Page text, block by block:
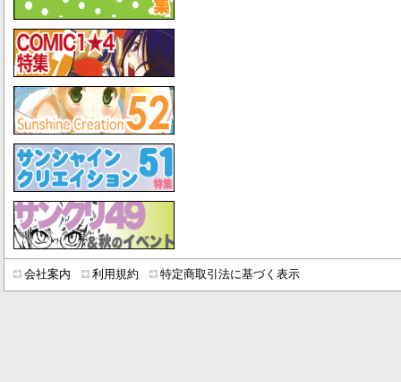
会社案内 利用規約 特定商取引法に基づく表示